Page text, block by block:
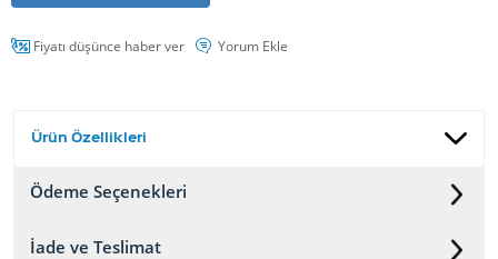
Fiyatı düşünce haber ver Yorum Ekle
Ürün Özellikleri
Ödeme Seçenekleri
İade ve Teslimat